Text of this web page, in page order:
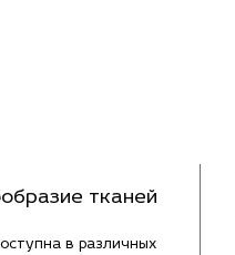
тканей
в различных